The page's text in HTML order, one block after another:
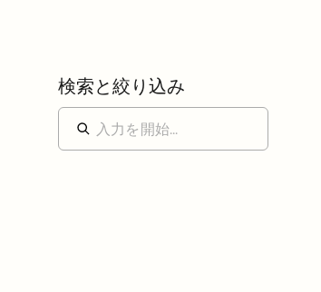
検索と絞り込み